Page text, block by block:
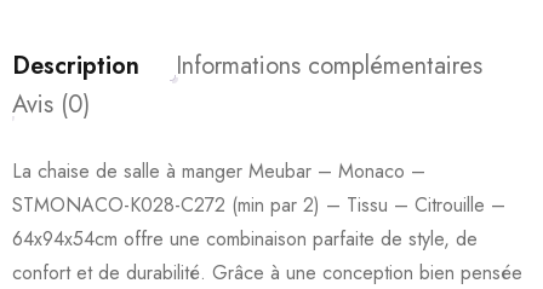
Description
Informations complémentaires
Avis (0)
La chaise de salle à manger Meubar – Monaco –
STMONACO-K028-C272 (min par 2) – Tissu – Citrouille –
64x94x54cm offre une combinaison parfaite de style, de
confort et de durabilité. Grâce à une conception bien pensée